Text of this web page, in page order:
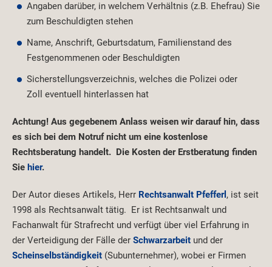
Angaben darüber, in welchem Verhältnis (z.B. Ehefrau) Sie
zum Beschuldigten stehen
Name, Anschrift, Geburtsdatum, Familienstand des
Festgenommenen oder Beschuldigten
Sicherstellungsverzeichnis, welches die Polizei oder
Zoll eventuell hinterlassen hat
Achtung! Aus gegebenem Anlass weisen wir darauf hin, dass
es sich bei dem Notruf nicht um eine kostenlose
Rechtsberatung handelt. Die Kosten der Erstberatung finden
Sie hier.
Der Autor dieses Artikels, Herr Rechtsanwalt Pfefferl , ist seit
1998 als Rechtsanwalt tätig. Er ist Rechtsanwalt und
Fachanwalt für Strafrecht und verfügt über viel Erfahrung in
der Verteidigung der Fälle der Schwarzarbeit und der
Scheinselbständigkeit (Subunternehmer), wobei er Firmen